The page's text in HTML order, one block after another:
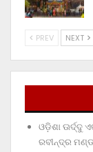
PREV NEXT
ଓଡ଼ିଶା ଊର୍ଦ୍ଦୁ
ରବୀନ୍ଦ୍ର